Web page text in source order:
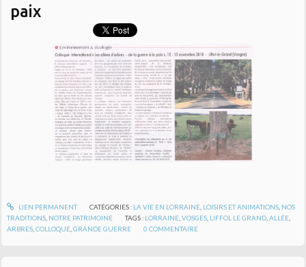
paix
LIEN PERMANENT CATÉGORIES : LA VIE EN LORRAINE, LOISIRS ET ANIMATIONS, NOS
TRADITIONS NOTRE PATRIMOINE TAGS : LORRAINE ,VOSGES LIFFOL LE GRAND ,ALLÉE
ARBRES ,COLLOQUE ,GRANDE GUERRE 0 COMMENTAIRE